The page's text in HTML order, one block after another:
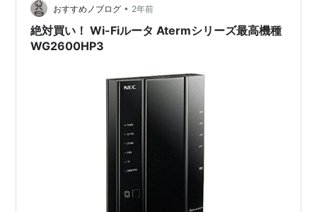
FCCがやらかした？」そんな声が飛び交…
おすすめノブログ • 2年前
絶対買い！ Wi-Fiルータ Atermシリーズ最高機種
WG2600HP3